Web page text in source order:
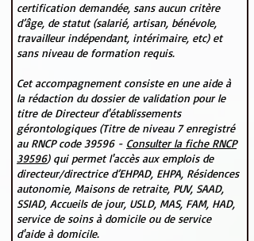
certification demandée, sans aucun critère
d’âge, de statut (salarié, artisan, bénévole,
travailleur indépendant, intérimaire, etc) et
sans niveau de formation requis.
Cet accompagnement consiste en une aide à
la rédaction du dossier de validation pour le
titre de Directeur d'établissements
gérontologiques (Titre de niveau 7 enregistré
au RNCP code 39596 - Consulter la fiche RNCP
39596) qui permet l'accès aux emplois de
directeur/directrice d’EHPAD, EHPA, Résidences
autonomie, Maisons de retraite, PUV, SAAD,
SSIAD, Accueils de jour, USLD, MAS, FAM, HAD,
service de soins à domicile ou de service
d'aide à domicile.